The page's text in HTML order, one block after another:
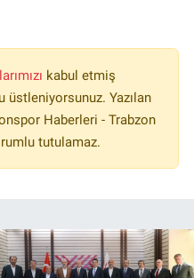
kabul etmiş
üstleniyorsunuz. Yazılan
Haberleri - Trabzon
tutulamaz.